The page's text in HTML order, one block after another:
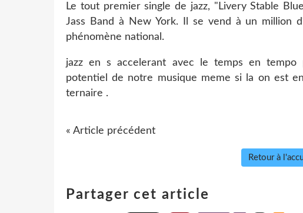
Le tout premier single de jazz, "Livery Stable
Jass Band à New York. Il se vend à un million
phénomène national.
jazz en s accelerant avec le temps en tempo
potentiel de notre musique meme si la on est
ternaire .
« Article précédent
Retour à
Partager cet article